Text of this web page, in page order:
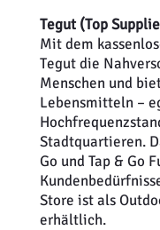
Tegut (Top
Mit dem
Tegut die
Menschen und
Lebensmitteln –
Stadtquartieren.
Go und Tap & Go
Store ist als
erhältlich.